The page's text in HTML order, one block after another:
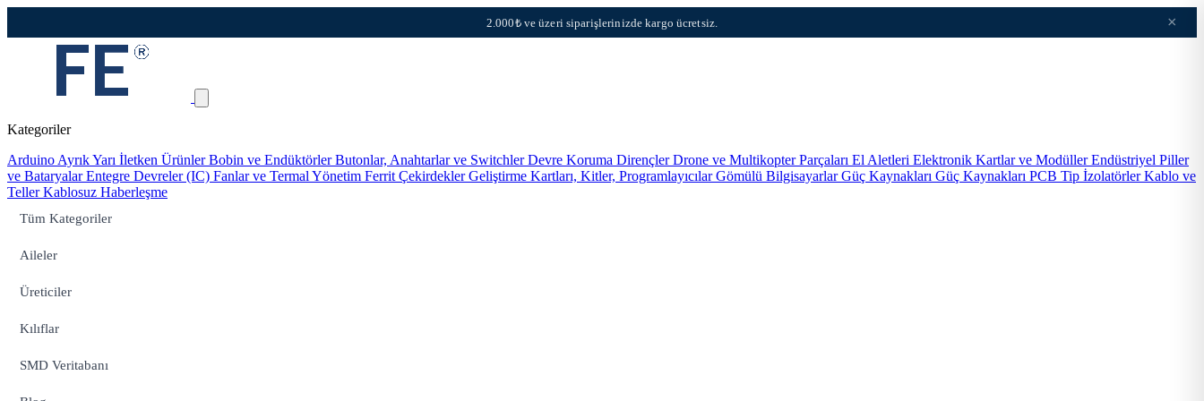
2.000₺ ve üzeri siparişlerinizde kargo ücretsiz. ×
Kategoriler
Arduino Ayrık Yarı İletken ÜrünlerBobin ve EndüktörlerButonlar, Anahtarlar ve SwitchlerDevre Koruma DirençlerDrone ve Multikopter Parçaları El Aletleri Elektronik Kartlar ve ModüllerEndüstriyel Piller
ve BataryalarEntegre Devreler (IC) Fanlar ve Termal Yönetim Ferrit ÇekirdeklerGeliştirme Kartları, Kitler, ProgramlayıcılarGömülü BilgisayarlarGüç Kaynakları Güç Kaynakları PCB Tip İzolatörlerKablo ve
TellerKablosuz Haberleşme
Tüm Kategoriler
Aileler
Üreticiler
Kılıflar
SMD Veritabanı